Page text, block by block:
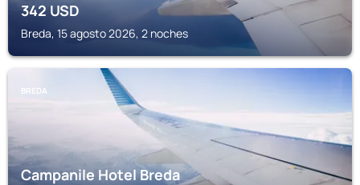
342USD
Breda, 15 agosto 2026, 2 noches
BREDA
Campanile Hotel Breda